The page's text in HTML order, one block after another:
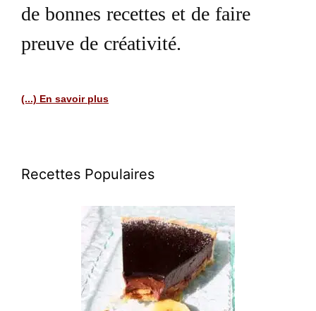
de bonnes recettes et de faire
preuve de créativité.
(...) En savoir plus
Recettes Populaires